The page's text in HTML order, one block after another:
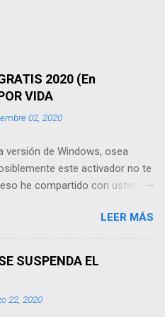
2020 (En
VIDA
02, 2020
versión de Windows, osea
este activador no te
he compartido con ustedes
a mi Canal de YouTube :
X para Windows 11 También
actualices sin tener que pagar
LEER MÁS
SUSPENDA EL
22, 2020